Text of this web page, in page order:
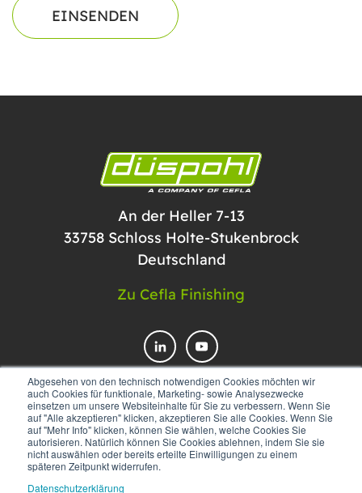
Abgesehen von den technisch notwendigen Cookies möchten wir
auch Cookies für funktionale, Marketing- sowie Analysezwecke
einsetzen um unsere Websiteinhalte für Sie zu verbessern. Wenn Sie
auf "Alle akzeptieren" klicken, akzeptieren Sie alle Cookies. Wenn Sie
auf "Mehr Info" klicken, können Sie wählen, welche Cookies Sie
autorisieren. Natürlich können Sie Cookies ablehnen, indem Sie sie
nicht auswählen oder bereits erteilte Einwilligungen zu einem
späteren Zeitpunkt widerrufen.
Datenschutzerklärung
An der Heller 7-13
33758 Schloss Holte-Stukenbrock
Deutschland
Zu Cefla Finishing
KONTAKTIEREN SIE UNS